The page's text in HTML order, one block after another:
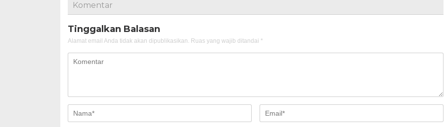
Komentar
Tinggalkan Balasan
Alamat email Anda tidak akan dipublikasikan. Ruas yang wajib ditandai *